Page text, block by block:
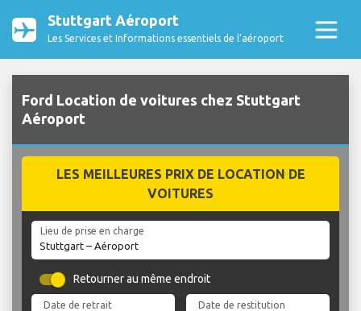
Stuttgart Aéroport
Les Services et Informations essentiels de l’aéroport
Ford Location de voitures chez Stuttgart
Aéroport
LES MEILLEURES PRIX DE LOCATION DE
VOITURES
Lieu de prise en charge
Retourner au même endroit
Date de retrait Date de restitution